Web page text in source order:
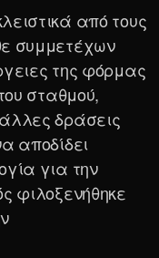
από τους
συμμετέχων
της φόρμας
σταθμού,
δράσεις
αποδίδει
για την
φιλοξενήθηκε